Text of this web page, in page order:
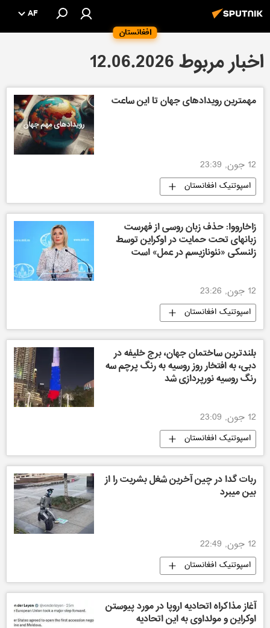
افغانستان
AF
اخبار مربوط 12.06.2026
مهمترین رویدادهای جهان تا این ساعت
12 جون, 23:39
اسپوتنیک افغانستان
زاخارووا: حذف زبان روسی از فهرست
زبانهای تحت حمایت در اوکراین توسط
زلنسکی «نئونازیسم در عمل» است
12 جون, 23:26
اسپوتنیک افغانستان
بلندترین ساختمان جهان، برج خلیفه در
دبی، به افتخار روز روسیه به رنگ پرچم سه
رنگ روسیه نورپردازی شد
12 جون, 23:09
اسپوتنیک افغانستان
ربات گدا در چین آخرین شغل بشریت را از
بین میبرد
12 جون, 22:49
اسپوتنیک افغانستان
آغاز مذاکراه اتحادیه اروپا در مورد پیوستن
اوکراین و مولداوی به این اتحادیه